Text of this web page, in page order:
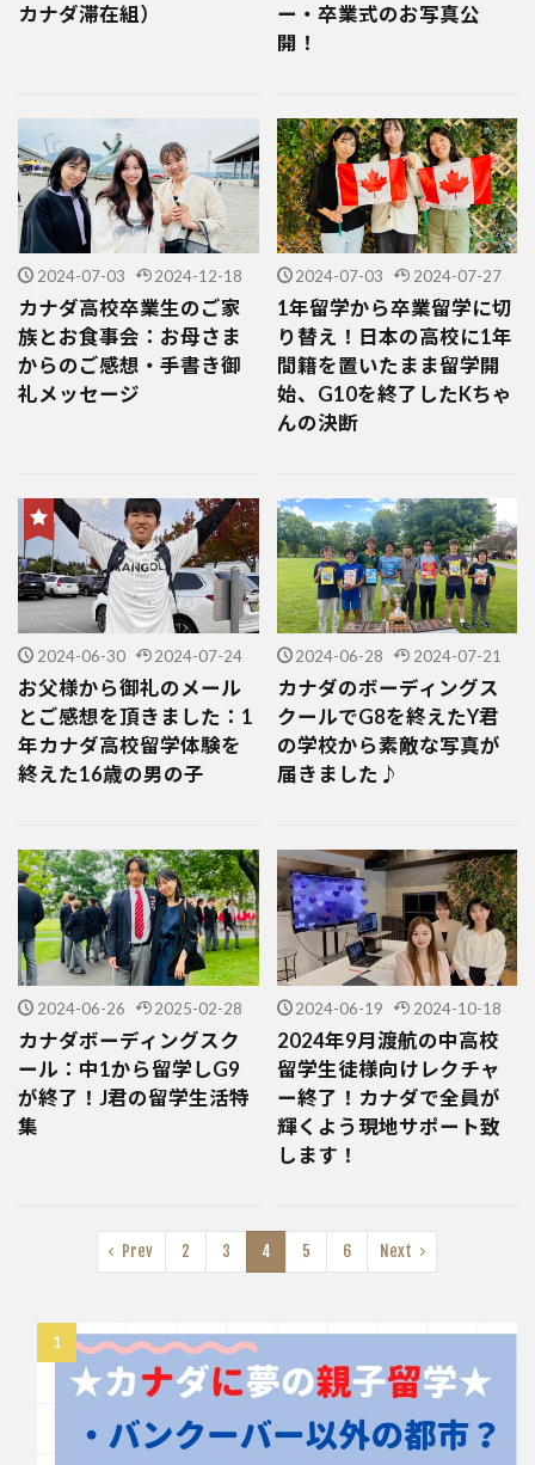
カナダ滞在組）
ー・卒業式のお写真公
開！
2024-07-03 2024-12-18
カナダ高校卒業生のご家
族とお食事会：お母さま
からのご感想・手書き御
礼メッセージ
2024-07-03 2024-07-27
1年留学から卒業留学に切
り替え！日本の高校に1年
間籍を置いたまま留学開
始、G10を終了したKちゃ
んの決断
2024-06-30 2024-07-24
お父様から御礼のメール
とご感想を頂きました：1
年カナダ高校留学体験を
終えた16歳の男の子
2024-06-28 2024-07-21
カナダのボーディングス
クールでG8を終えたY君
の学校から素敵な写真が
届きました♪
2024-06-26 2025-02-28
カナダボーディングスク
ール：中1から留学しG9
が終了！J君の留学生活特
集
2024-06-19 2024-10-18
2024年9月渡航の中高校
留学生徒様向けレクチャ
ー終了！カナダで全員が
輝くよう現地サポート致
します！
Prev 2 3 4 5 6 Next